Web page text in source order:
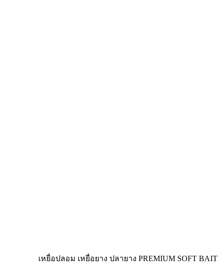
เหยื่อปลอม เหยื่อยาง ปลายาง PREMIUM SOFT BAIT